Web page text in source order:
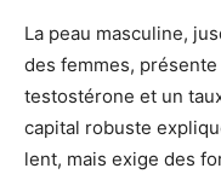
La peau masculine,
des femmes,
testostérone et un
capital robuste
lent, mais exige des